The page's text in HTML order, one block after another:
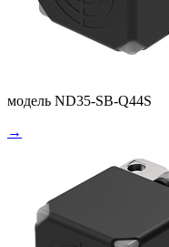
модель ND35-SB-Q44S
→